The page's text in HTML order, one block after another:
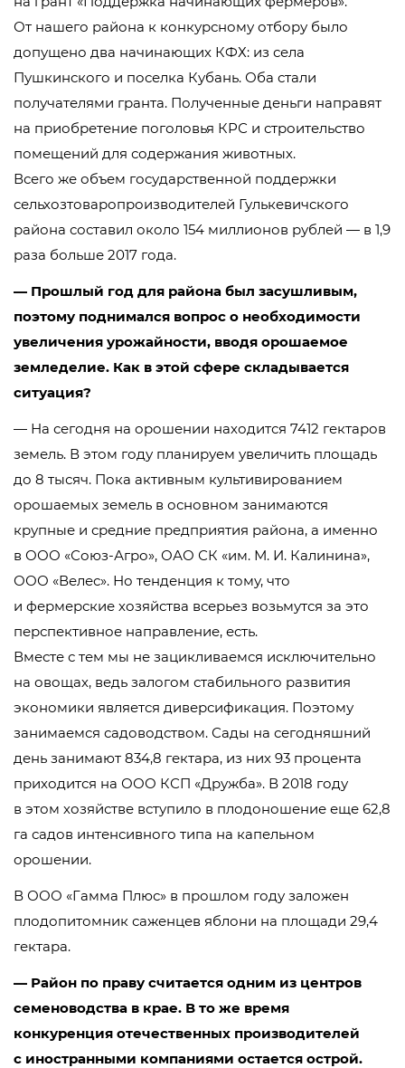
От нашего района к конкурсному отбору было
допущено два начинающих КФХ: из села
Пушкинского и поселка Кубань. Оба стали
получателями гранта. Полученные деньги направят
на приобретение поголовья КРС и строительство
помещений для содержания животных.
Всего же объем государственной поддержки
сельхозтоваропроизводителей Гулькевичского
района составил около 154 миллионов рублей — в 1,9
раза больше 2017 года.
— Прошлый год для района был засушливым,
поэтому поднимался вопрос о необходимости
увеличения урожайности, вводя орошаемое
земледелие. Как в этой сфере складывается
ситуация?
— На сегодня на орошении находится 7412 гектаров
земель. В этом году планируем увеличить площадь
до 8 тысяч. Пока активным культивированием
орошаемых земель в основном занимаются
крупные и средние предприятия района, а именно
в ООО «Союз-Агро», ОАО СК «им. М. И. Калинина»,
ООО «Велес». Но тенденция к тому, что
и фермерские хозяйства всерьез возьмутся за это
перспективное направление, есть.
Вместе с тем мы не зацикливаемся исключительно
на овощах, ведь залогом стабильного развития
экономики является диверсификация. Поэтому
занимаемся садоводством. Сады на сегодняшний
день занимают 834,8 гектара, из них 93 процента
приходится на ООО КСП «Дружба». В 2018 году
в этом хозяйстве вступило в плодоношение еще 62,8
га садов интенсивного типа на капельном
орошении.
В ООО «Гамма Плюс» в прошлом году заложен
плодопитомник саженцев яблони на площади 29,4
гектара.
— Район по праву считается одним из центров
семеноводства в крае. В то же время
конкуренция отечественных производителей
с иностранными компаниями остается острой.